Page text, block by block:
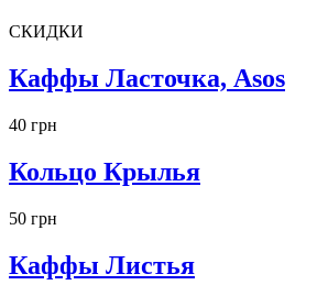
СКИДКИ
Каффы Ласточка, Asos
40 грн
Кольцо Крылья
50 грн
Каффы Листья